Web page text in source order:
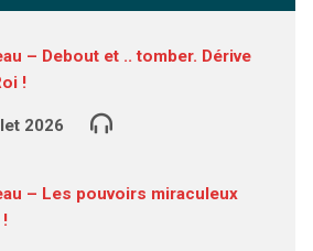
– Debout et .. tomber. Dérive
!
2026
– Les pouvoirs miraculeux